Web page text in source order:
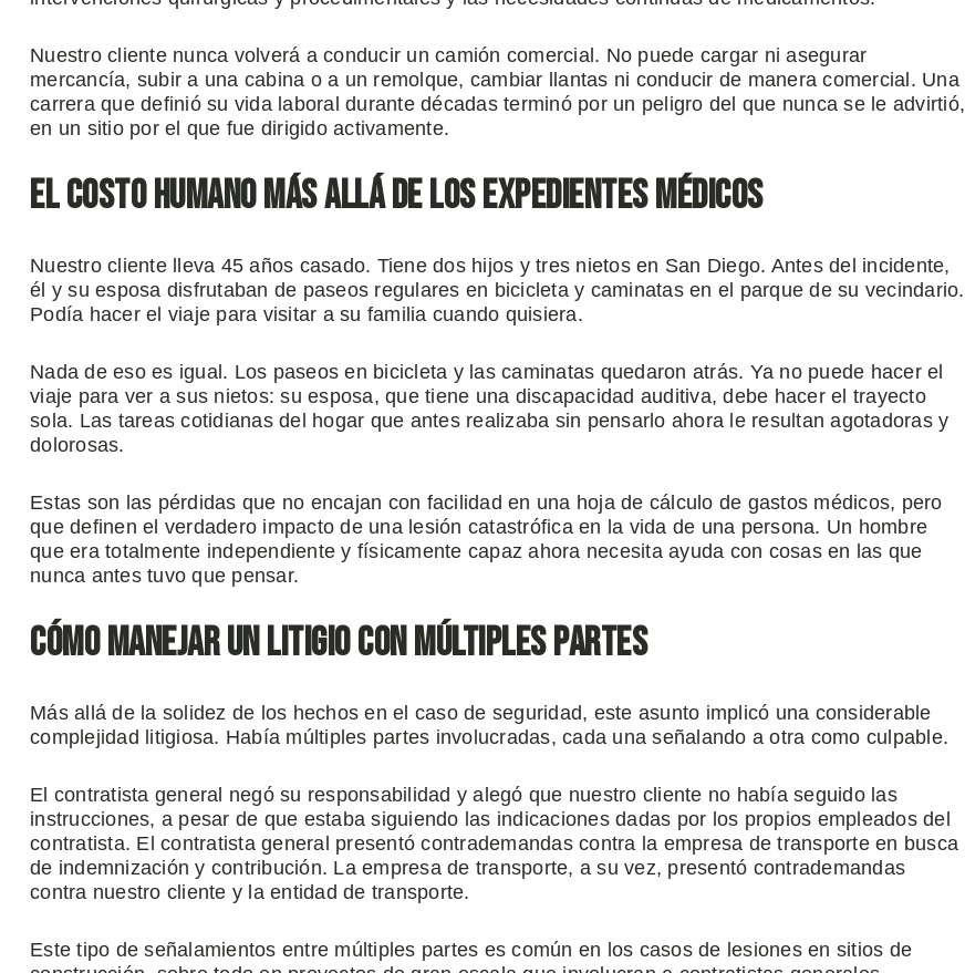
Nuestro cliente nunca volverá a conducir un camión comercial. No puede cargar ni asegurar
mercancía, subir a una cabina o a un remolque, cambiar llantas ni conducir de manera comercial. Una
carrera que definió su vida laboral durante décadas terminó por un peligro del que nunca se le advirtió,
en un sitio por el que fue dirigido activamente.
El costo humano más allá de los expedientes médicos
Nuestro cliente lleva 45 años casado. Tiene dos hijos y tres nietos en San Diego. Antes del incidente,
él y su esposa disfrutaban de paseos regulares en bicicleta y caminatas en el parque de su vecindario.
Podía hacer el viaje para visitar a su familia cuando quisiera.
Nada de eso es igual. Los paseos en bicicleta y las caminatas quedaron atrás. Ya no puede hacer el
viaje para ver a sus nietos: su esposa, que tiene una discapacidad auditiva, debe hacer el trayecto
sola. Las tareas cotidianas del hogar que antes realizaba sin pensarlo ahora le resultan agotadoras y
dolorosas.
Estas son las pérdidas que no encajan con facilidad en una hoja de cálculo de gastos médicos, pero
que definen el verdadero impacto de una lesión catastrófica en la vida de una persona. Un hombre
que era totalmente independiente y físicamente capaz ahora necesita ayuda con cosas en las que
nunca antes tuvo que pensar.
Cómo manejar un litigio con múltiples partes
Más allá de la solidez de los hechos en el caso de seguridad, este asunto implicó una considerable
complejidad litigiosa. Había múltiples partes involucradas, cada una señalando a otra como culpable.
El contratista general negó su responsabilidad y alegó que nuestro cliente no había seguido las
instrucciones, a pesar de que estaba siguiendo las indicaciones dadas por los propios empleados del
contratista. El contratista general presentó contrademandas contra la empresa de transporte en busca
de indemnización y contribución. La empresa de transporte, a su vez, presentó contrademandas
contra nuestro cliente y la entidad de transporte.
Este tipo de señalamientos entre múltiples partes es común en los casos de lesiones en sitios de